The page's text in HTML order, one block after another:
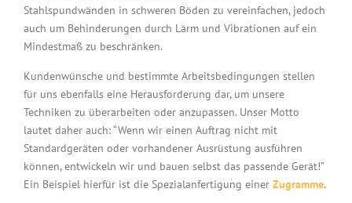
Stahlspundwänden in schweren Böden zu vereinfachen, jedoch
auch um Behinderungen durch Lärm und Vibrationen auf ein
Mindestmaß zu beschränken.
Kundenwünsche und bestimmte Arbeitsbedingungen stellen
für uns ebenfalls eine Herausforderung dar, um unsere
Techniken zu überarbeiten oder anzupassen. Unser Motto
lautet daher auch: “Wenn wir einen Auftrag nicht mit
Standardgeräten oder vorhandener Ausrüstung ausführen
können, entwickeln wir und bauen selbst das passende Gerät!”
Ein Beispiel hierfür ist die Spezialanfertigung einer Zugramme.